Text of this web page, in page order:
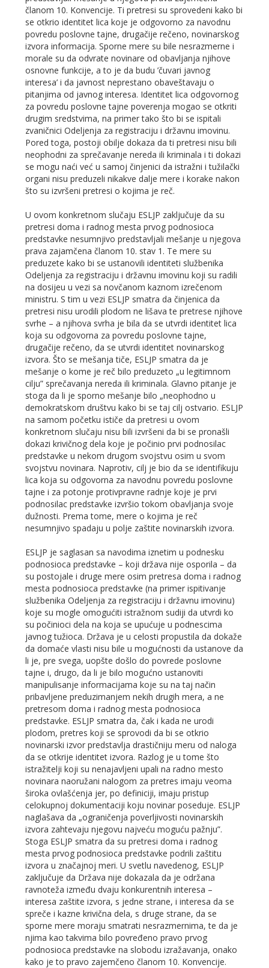
članom 10. Konvencije. Ti pretresi su sprovedeni kako bi
se otkrio identitet lica koje je odgovorno za navodnu
povredu poslovne tajne, drugačije rečeno, novinarskog
izvora informacija. Sporne mere su bile nesrazmerne i
morale su da odvrate novinare od obavljanja njihove
osnovne funkcije, a to je da budu ’čuvari javnog
interesa’ i da javnost neprestano obaveštavaju o
pitanjima od javnog interesa. Identitet lica odgovornog
za povredu poslovne tajne poverenja mogao se otkriti
drugim sredstvima, na primer tako što bi se ispitali
zvaničnici Odeljenja za registraciju i državnu imovinu.
Pored toga, postoji obilje dokaza da ti pretresi nisu bili
neophodni za sprečavanje nereda ili kriminala i ti dokazi
se mogu naći već u samoj činjenici da istražni i tužilački
organi nisu preduzeli nikakve dalje mere i korake nakon
što su izvršeni pretresi o kojima je reč.
U ovom konkretnom slučaju ESLJP zaključuje da su
pretresi doma i radnog mesta prvog podnosioca
predstavke nesumnjivo predstavljali mešanje u njegova
prava zajamčena članom 10. stav 1. Te mere su
preduzete kako bi se ustanovili identiteti službenika
Odeljenja za registraciju i državnu imovinu koji su radili
na dosijeu u vezi sa novčanom kaznom izrečenom
ministru. S tim u vezi ESLJP smatra da činjenica da
pretresi nisu urodili plodom ne lišava te pretrese njihove
svrhe – a njihova svrha je bila da se utvrdi identitet lica
koja su odgovorna za povredu poslovne tajne,
drugačije rečeno, da se utvrdi identitet novinarskog
izvora. Što se mešanja tiče, ESLJP smatra da je
mešanje o kome je reč bilo preduzeto „u legitimnom
cilju” sprečavanja nereda ili kriminala. Glavno pitanje je
stoga da li je sporno mešanje bilo „neophodno u
demokratskom društvu kako bi se taj cilj ostvario. ESLJP
na samom početku ističe da pretresi u ovom
konkretnom slučaju nisu bili izvršeni da bi se pronašli
dokazi krivičnog dela koje je počinio prvi podnosilac
predstavke u nekom drugom svojstvu osim u svom
svojstvu novinara. Naprotiv, cilj je bio da se identifikuju
lica koja su odgovorna za navodnu povredu poslovne
tajne i za potonje protivpravne radnje koje je prvi
podnosilac predstavke izvršio tokom obavljanja svoje
dužnosti. Prema tome, mere o kojima je reč
nesumnjivo spadaju u polje zaštite novinarskih izvora.
ESLJP je saglasan sa navodima iznetim u podnesku
podnosioca predstavke – koji država nije osporila – da
su postojale i druge mere osim pretresa doma i radnog
mesta podnosioca predstavke (na primer ispitivanje
službenika Odeljenja za registraciju i državnu imovinu)
koje su mogle omogućiti istražnom sudiji da utvrdi ko
su počinioci dela na koja se upućuje u podnescima
javnog tužioca. Država je u celosti propustila da dokaže
da domaće vlasti nisu bile u mogućnosti da ustanove da
li je, pre svega, uopšte došlo do povrede poslovne
tajne i, drugo, da li je bilo mogućno ustanoviti
manipulisanje informacijama koje su na taj način
pribavljene preduzimanjem nekih drugih mera, a ne
pretresom doma i radnog mesta podnosioca
predstavke. ESLJP smatra da, čak i kada ne urodi
plodom, pretres koji se sprovodi da bi se otkrio
novinarski izvor predstavlja drastičniju meru od naloga
da se otkrije identitet izvora. Razlog je u tome što
istražitelji koji su nenajavljeni upali na radno mesto
novinara naoružani nalogom za pretres imaju veoma
široka ovlašćenja jer, po definiciji, imaju pristup
celokupnoj dokumentaciji koju novinar poseduje. ESLJP
naglašava da „ograničenja poverljivosti novinarskih
izvora zahtevaju njegovu najveću moguću pažnju”.
Stoga ESLJP smatra da su pretresi doma i radnog
mesta prvog podnosioca predstavke podrili zaštitu
izvora u značajnoj meri. U svetlu navedenog, ESLJP
zaključuje da Država nije dokazala da je održana
ravnoteža između dvaju konkurentnih interesa –
interesa zaštite izvora, s jedne strane, i interesa da se
spreče i kazne krivična dela, s druge strane, da se
sporne mere moraju smatrati nesrazmernima, te da je
njima kao takvima bilo povređeno pravo prvog
podnosioca predstavke na slobodu izražavanja, onako
kako je to pravo zajemčeno članom 10. Konvencije.